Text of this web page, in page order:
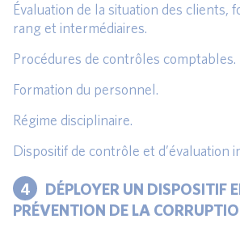
Évaluation de la situation des clients,
rang et intermédiaires.
Procédures de contrôles comptables.
Formation du personnel.
Régime disciplinaire.
Dispositif de contrôle et d’évaluation
4
DÉPLOYER UN DISPOSITIF
PRÉVENTION DE LA